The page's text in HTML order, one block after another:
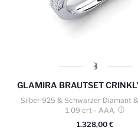
GLAMIRA BRAUTSET
Silber 925 & Schwarzer Diamant
1.09 crt - AAA
1.328,00 €